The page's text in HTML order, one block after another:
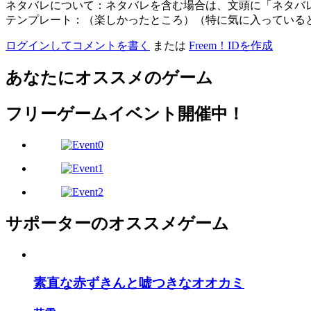
ネタバレについて：ネタバレを含む場合は、文頭に「ネタ
テンプレート：（楽しかったところ）（特に気に入ってい
ログインしてコメントを書く または Freem！IDを作成
あなたにオススメのゲーム
フリーゲームイベント開催中！
サポーターのオススメゲーム
素直な赤ずきんと嘘つきなオオカミ